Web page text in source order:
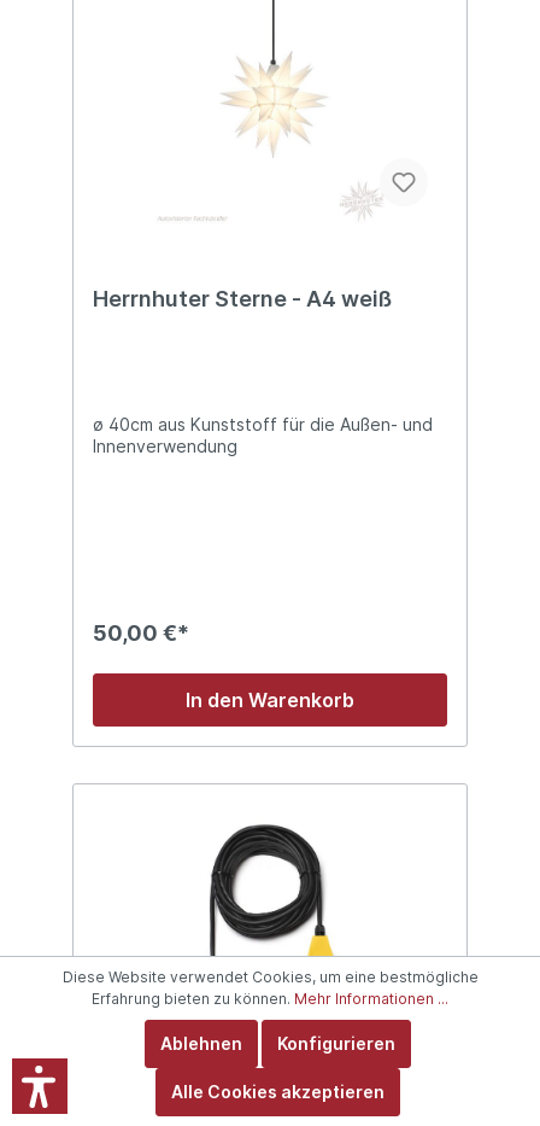
Herrnhuter Sterne - A4 weiß
ø 40cm aus Kunststoff für die Außen- und
Innenverwendung
50,00 €*
In den Warenkorb
Herrnhuter Sterne - Kabel für
Diese Website verwendet Cookies, um eine bestmögliche
Erfahrung bieten zu können. Mehr Informationen ...
Ablehnen Konfigurieren
Alle Cookies akzeptieren